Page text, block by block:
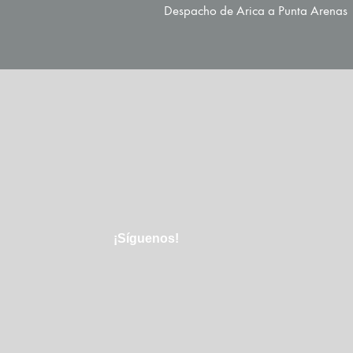
Despacho de Arica a Punta Arenas
¡Síguenos!